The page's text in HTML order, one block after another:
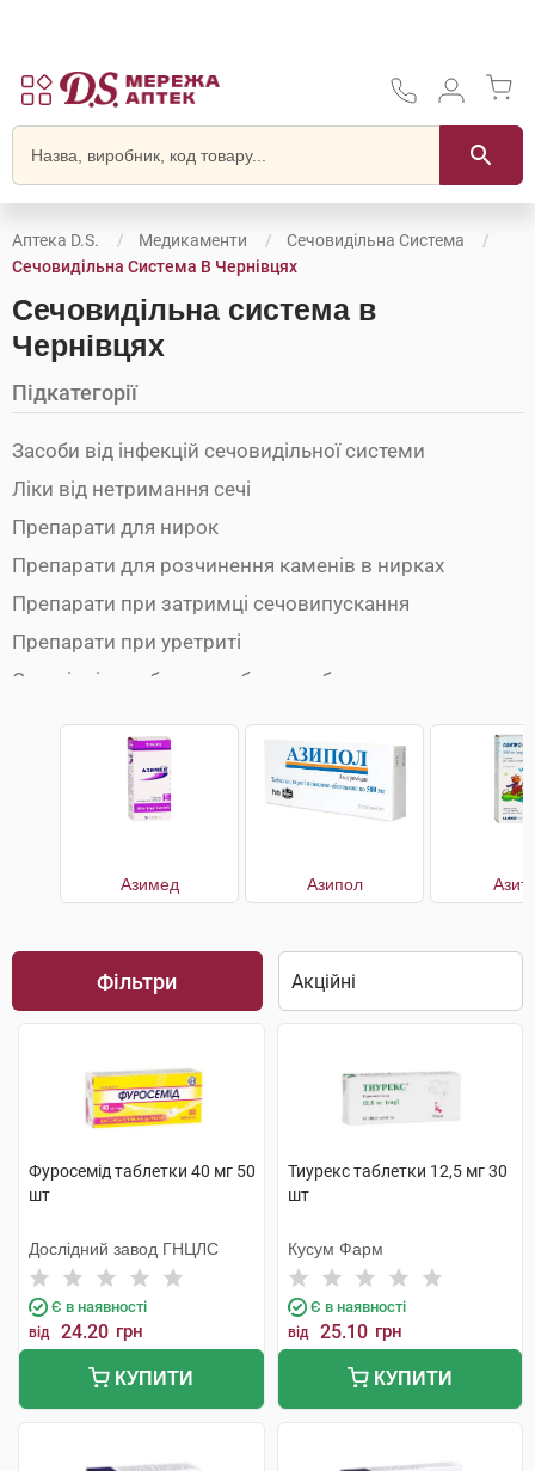
Аптека D.S. Медикаменти
Сечовидільна Система
Сечовидільна Система В Чернівцях
Сечовидільна система в
Чернівцях
Підкатегорії
Засоби від інфекцій сечовидільної системи
Ліки від нетримання сечі
Препарати для нирок
Препарати для розчинення каменів в нирках
Препарати при затримці сечовипускання
Препарати при уретриті
Сечогінні засоби при набряках обличчя
Сечогінні препарати
Сечогінні препарати при набряках ніг
Урологічні препарати
Азимед Азипол
Фільтри
Фуросемід таблетки 40 мг 50
шт
Дослідний завод ГНЦЛС
Є в наявності
від 24.20 грн
КУПИТИ
Тиурекс таблетки 12,5 мг 30
шт
Кусум Фарм
Є в наявності
від 25.10 грн
КУПИТИ